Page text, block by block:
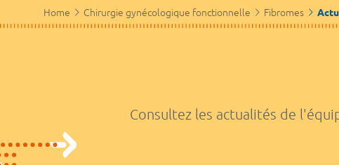
Home Chirurgie gynécologique fonctionnelle Fibromes
Consultez les actualités de